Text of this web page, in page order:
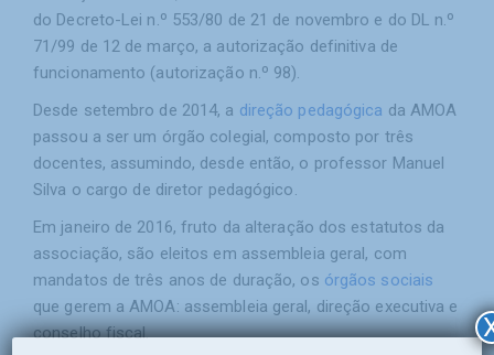
do Decreto-Lei n.º 553/80 de 21 de novembro e do DL n.º
71/99 de 12 de março, a autorização definitiva de
funcionamento (autorização n.º 98).
Desde setembro de 2014, a direção pedagógica da AMOA
passou a ser um órgão colegial, composto por três
docentes, assumindo, desde então, o professor Manuel
Silva o cargo de diretor pedagógico.
Em janeiro de 2016, fruto da alteração dos estatutos da
associação, são eleitos em assembleia geral, com
mandatos de três anos de duração, os órgãos sociais
que gerem a AMOA: assembleia geral, direção executiva e
conselho fiscal.